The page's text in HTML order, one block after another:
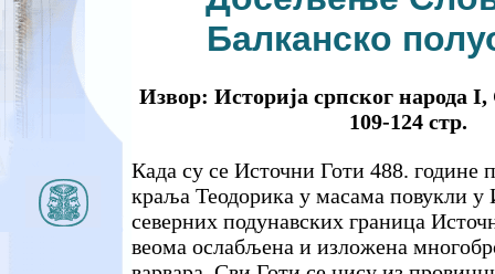
Балканско
Извор: Историја српског народа
109-124 стр.
Када су се Источни Готи 488. године
краља Теодорика у масама повукли у
северних подунавских граница
веома ослабљена и изложена